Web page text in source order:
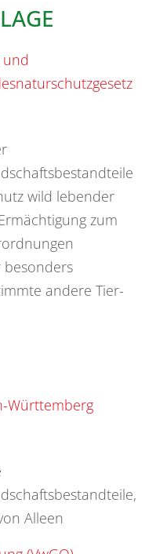
und
wild lebender
zum
besonders
andere Tier-
Württemberg
Alleen